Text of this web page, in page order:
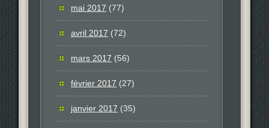
mai 2017 (77)
avril 2017 (72)
mars 2017 (56)
février 2017 (27)
janvier 2017 (35)